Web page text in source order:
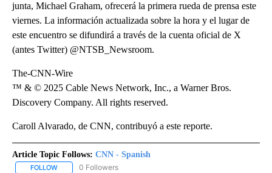
junta, Michael Graham, ofrecerá la primera rueda de prensa este
viernes. La información actualizada sobre la hora y el lugar de
este encuentro se difundirá a través de la cuenta oficial de X
(antes Twitter) @NTSB_Newsroom.
The-CNN-Wire
™ & © 2025 Cable News Network, Inc., a Warner Bros.
Discovery Company. All rights reserved.
Caroll Alvarado, de CNN, contribuyó a este reporte.
Article Topic Follows: CNN - Spanish
FOLLOW FOLLOW "CNN - SPANISH" TO RECEIVE NOTIFICATIONS ABOUT
0 Followers